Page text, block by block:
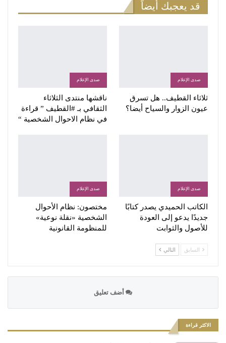
قد يعجبك أيضاً
صدى الإعلام
ثلاثاء القطيف.. هل تسرق
عيون الزوار والسياح أيضا؟
صدى الإعلام
ناقشها منتدى الثلاثاء
الثقافي بـ #القطيف ” قراءة
في نظام الاحوال الشخصية “
صدى الإعلام
الكاتب الحميدي يصدر كتابًا
جديدًا يدعو إلى العودة
للأصول والثوابت
صدى الإعلام
مختصون: نظام الأحوال
الشخصية «نقلة نوعية»
للمنظومة القانونية
السابق التالي
أضف تعليق
الاكثر قراءة